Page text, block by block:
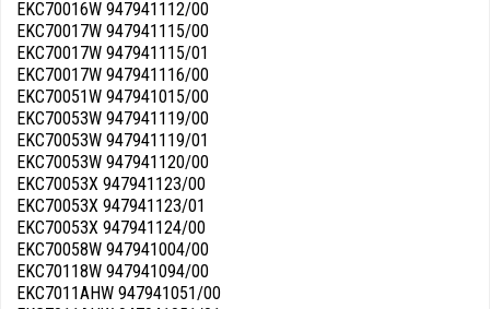
EKC70016W 947941112/00
EKC70017W 947941115/00
EKC70017W 947941115/01
EKC70017W 947941116/00
EKC70051W 947941015/00
EKC70053W 947941119/00
EKC70053W 947941119/01
EKC70053W 947941120/00
EKC70053X 947941123/00
EKC70053X 947941123/01
EKC70053X 947941124/00
EKC70058W 947941004/00
EKC70118W 947941094/00
EKC7011AHW 947941051/00